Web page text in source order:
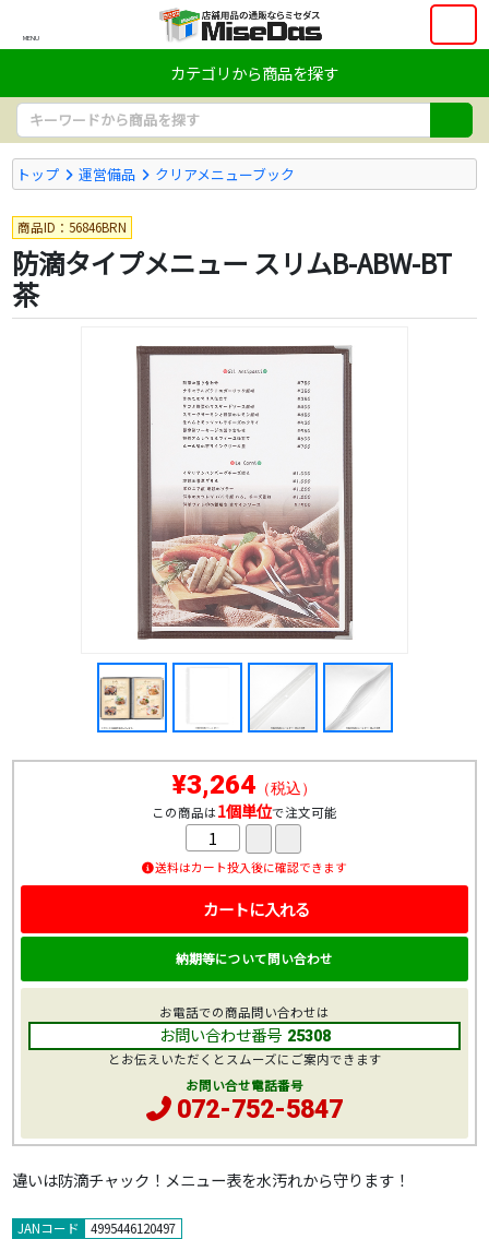
MENU
カテゴリから商品を探す
トップ 運営備品 クリアメニューブック
商品ID：56846BRN
防滴タイプメニュー スリムB-ABW-BT
茶
違いは防滴チャック！メニュー表を水汚れから守ります！
JANコード 4995446120497
¥3,264 （税込）
この商品は1個単位で注文可能
送料はカート投入後に確認できます
カートに入れる
納期等について問い合わせ
お電話での商品問い合わせは
お問い合わせ番号 25308
とお伝えいただくとスムーズにご案内できます
お問い合せ電話番号
072-752-5847